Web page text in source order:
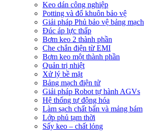
Keo dán công nghiệp
Potting và đổ khuôn bảo vệ
Giải pháp Phủ bảo vệ bảng mạch
Đúc áp lực thấp
Bơm keo 2 thành phần
Che chắn điện từ EMI
Bơm keo một thành phần
Quản trị nhiệt
Xử lý bề mặt
Bảng mạch điện tử
Giải pháp Robot tự hành AGVs
Hệ thống tự động hóa
Làm sạch chất bẩn và mảng bám
Lớp phủ tạm thời
Sấy keo – chất lỏng